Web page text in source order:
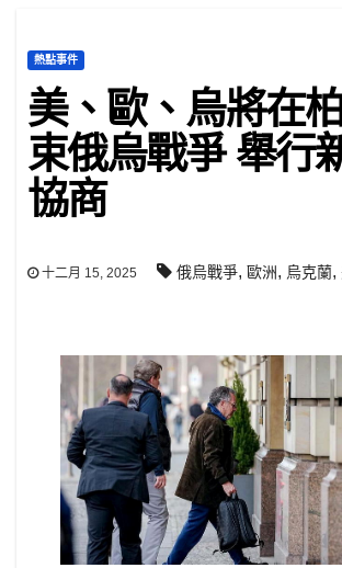
熱點事件
美、歐、烏將在
束俄烏戰爭 舉行
協商
十二月 15, 2025 俄烏戰爭, 歐洲, 烏克蘭,